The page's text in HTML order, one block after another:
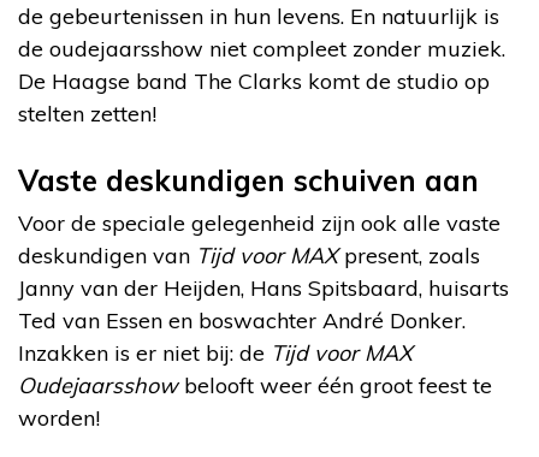
de gebeurtenissen in hun levens. En natuurlijk is
de oudejaarsshow niet compleet zonder muziek.
De Haagse band The Clarks komt de studio op
stelten zetten!
Vaste deskundigen schuiven aan
Voor de speciale gelegenheid zijn ook alle vaste
deskundigen van Tijd voor MAXpresent, zoals
Janny van der Heijden, Hans Spitsbaard, huisarts
Ted van Essen en boswachter André Donker.
Inzakken is er niet bij: de Tijd voor MAX
Oudejaarsshowbelooft weer één groot feest te
worden!